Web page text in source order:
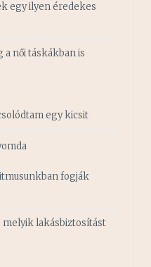
egy ilyen éredekes
női táskákban is
egy kicsit
fogják
melyik lakásbiztosítást